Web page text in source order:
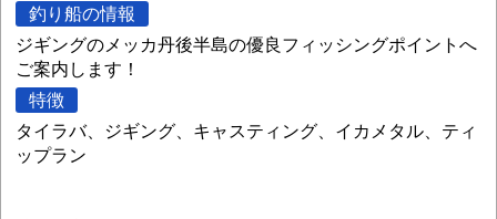
釣り船の情報
ジギングのメッカ丹後半島の優良フィッシングポイントへ
ご案内します！
特徴
タイラバ、ジギング、キャスティング、イカメタル、ティ
ップラン